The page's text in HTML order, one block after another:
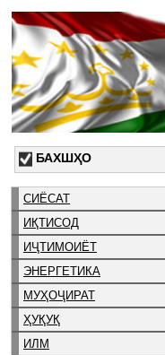
БАХШҲО
СИЁСАТ
ИҚТИСОД
ИҶТИМОИЁТ
ЭНЕРГЕТИКА
МУҲОҶИРАТ
ҲУҚУҚ
ИЛМ